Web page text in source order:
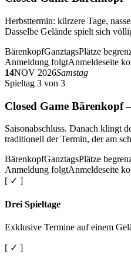
Herbsttermin: kürzere Tage,
Dasselbe Gelände spielt sich
BärenkopfGanztagsPlätze
Anmeldung folgtAnmeldeseite
14NOV 2026Samstag
Spieltag 3 von 3
Closed Game Bärenkopf
Saisonabschluss. Danach klingt
traditionell der Termin, der am
BärenkopfGanztagsPlätze
Anmeldung folgtAnmeldeseite
[ ✓ ]
Drei Spieltage
Exklusive Termine auf einem
[ ✓ ]